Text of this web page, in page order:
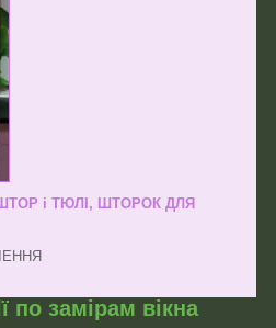
і ТЮЛІ, ШТОРОК ДЛЯ
по замірам вікна